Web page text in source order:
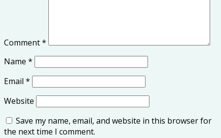
Comment*
Name *
Email *
Website
Save my name, email, and website in this browser for
the next time I comment.